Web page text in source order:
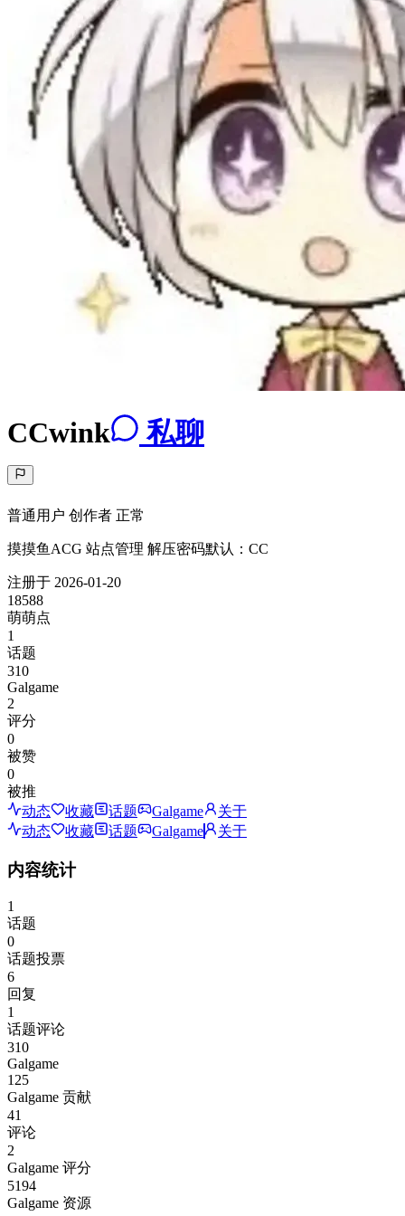
CCwink 私聊
普通用户 创作者 正常
摸摸鱼ACG 站点管理 解压密码默认：CC
注册于 2026-01-20
18588
萌萌点
1
话题
310
Galgame
2
评分
0
被赞
0
被推
动态
收藏 话题 Galgame
关于
动态
收藏 话题 Galgame 关于
内容统计
1
话题
0
话题投票
6
回复
1
话题评论
310
Galgame
125
Galgame 贡献
41
评论
2
Galgame 评分
5194
Galgame 资源